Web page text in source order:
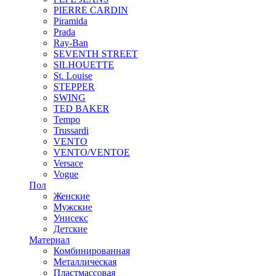
PIERRE CARDIN
Piramida
Prada
Ray-Ban
SEVENTH STREET
SILHOUETTE
St. Louise
STEPPER
SWING
TED BAKER
Tempo
Trussardi
VENTO
VENTO/VENTOE
Versace
Vogue
Пол
Женские
Мужские
Унисекс
Детские
Материал
Комбинированная
Металлическая
Пластмассовая